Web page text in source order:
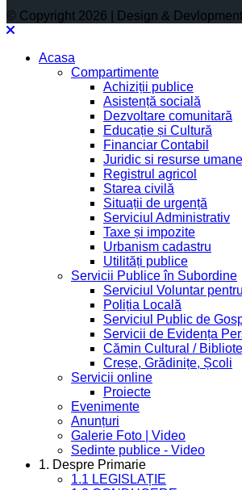
© Copyright 2026 | Design &
Acasa
Compartimente
Achiziții publice
Asistență socială
Dezvoltare comunitară
Educație și Cultură
Financiar Contabil
Juridic si resurse umane
Registrul agricol
Starea civilă
Situații de urgență
Serviciul Administrativ
Taxe și impozite
Urbanism cadastru
Utilități publice
Servicii Publice în Subordine
Serviciul Voluntar
Poliția Locală
Serviciul Public de
Servicii de Evidența
Cămin Cultural /
Creșe, Grădinițe, Școli
Servicii online
Proiecte
Evenimente
Anunțuri
Galerie Foto | Video
Sedinte publice - Video
1. Despre Primarie
1.1 LEGISLAȚIE